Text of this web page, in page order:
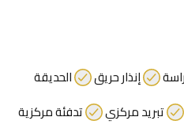
إنذار حريق
الحديقة
تبريد مركزي
تدفئة مركزية